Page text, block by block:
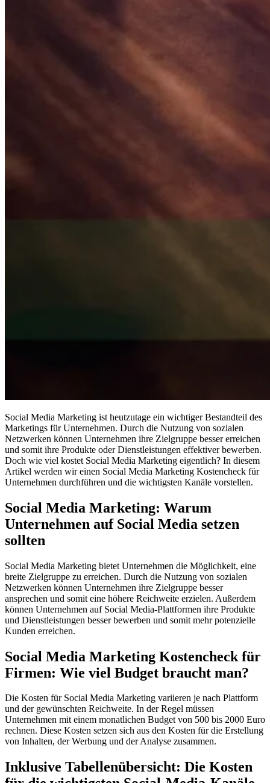
Social Media Marketing ist heutzutage ein wichtiger Bestandteil des
Marketings für Unternehmen. Durch die Nutzung von sozialen
Netzwerken können Unternehmen ihre Zielgruppe besser erreichen
und somit ihre Produkte oder Dienstleistungen effektiver bewerben.
Doch wie viel kostet Social Media Marketing eigentlich? In diesem
Artikel werden wir einen Social Media Marketing Kostencheck für
Unternehmen durchführen und die wichtigsten Kanäle vorstellen.
Social Media Marketing: Warum
Unternehmen auf Social Media setzen
sollten
Social Media Marketing bietet Unternehmen die Möglichkeit, eine
breite Zielgruppe zu erreichen. Durch die Nutzung von sozialen
Netzwerken können Unternehmen ihre Zielgruppe besser
ansprechen und somit eine höhere Reichweite erzielen. Außerdem
können Unternehmen auf Social Media-Plattformen ihre Produkte
und Dienstleistungen besser bewerben und somit mehr potenzielle
Kunden erreichen.
Social Media Marketing Kostencheck für
Firmen: Wie viel Budget braucht man?
Die Kosten für Social Media Marketing variieren je nach Plattform
und der gewünschten Reichweite. In der Regel müssen
Unternehmen mit einem monatlichen Budget von 500 bis 2000 Euro
rechnen. Diese Kosten setzen sich aus den Kosten für die Erstellung
von Inhalten, der Werbung und der Analyse zusammen.
Inklusive Tabellenübersicht: Die Kosten